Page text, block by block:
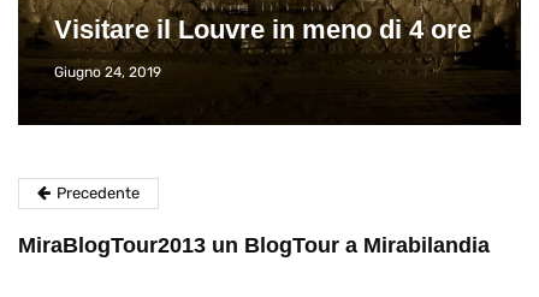
Visitare il Louvre in meno di 4 ore
Giugno 24, 2019
Precedente
MiraBlogTour2013 un BlogTour a Mirabilandia